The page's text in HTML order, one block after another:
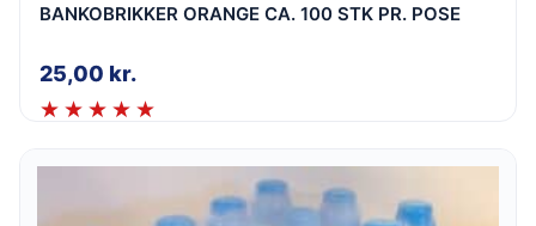
BANKOBRIKKER ORANGE CA. 100 STK PR. POSE
25,00 kr.